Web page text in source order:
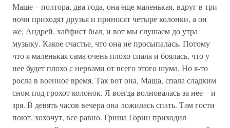
Маше – полтора, два года, она еще маленькая, вдруг в три
ночи приходят друзья и приносят четыре колонки, а он
же, Андрей, хайфист был, и вот мы слушаем до утра
музыку. Какое счастье, что она не просыпалась. Потому
что я маленькая сама очень плохо спала и боялась, что у
нее будет плохо с нервами от всего этого шума. Но я-то
росла в военное время. Так вот она, Маша, спала сладким
сном под грохот колонок. Я всегда волновалась за нее – и
зря. В девять часов вечера она ложилась спать. Там гости
поют, хохочут, все равно. Гриша Горин приходил